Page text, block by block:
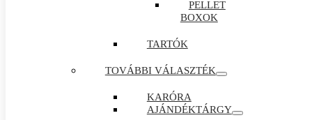
PELLET
BOXOK
TARTÓK
TOVÁBBI VÁLASZTÉK
KARÓRA
AJÁNDÉKTÁRGY